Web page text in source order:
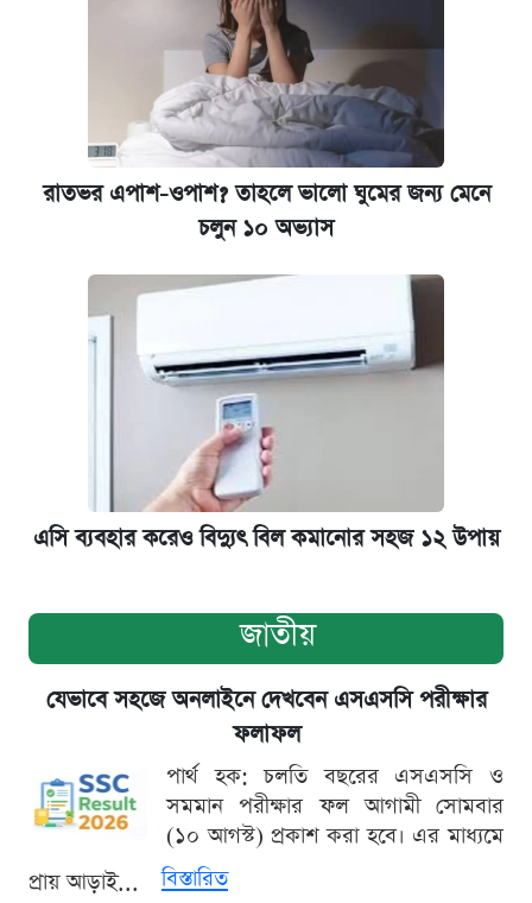
রাতভর এপাশ-ওপাশ? তাহলে ভালো ঘুমের জন্য মেনে
চলুন ১০ অভ্যাস
এসি ব্যবহার করেও বিদ্যুৎ বিল কমানোর সহজ ১২ উপায়
জাতীয়
যেভাবে সহজে অনলাইনে দেখবেন এসএসসি পরীক্ষার
ফলাফল
পার্থ হক: চলতি বছরের এসএসসি ও
সমমান পরীক্ষার ফল আগামী সোমবার
(১০ আগস্ট) প্রকাশ করা হবে। এর মাধ্যমে
প্রায় আড়াই...
বিস্তারিত